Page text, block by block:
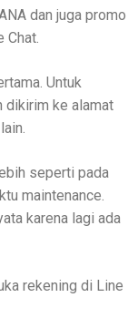
dan juga promo
Chat.
Untuk
dikirim ke alamat
seperti pada
maintenance.
karena lagi ada
rekening di Line